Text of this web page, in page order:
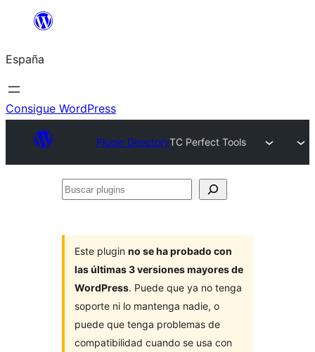
Saltar
contenido
España
Consigue WordPress
Plugin DirectoryTC Perfect Tools
Buscar
Este plugin no se ha probado con
las últimas 3 versiones mayores de
WordPress. Puede que ya no tenga
soporte ni lo mantenga nadie, o
puede que tenga problemas de
compatibilidad cuando se usa con